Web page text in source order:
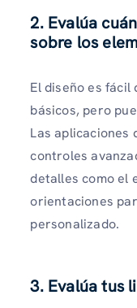
2. Evalúa
sobre los
El diseño es
básicos, pero
Las aplicaciones
controles
detalles como el
orientaciones
personalizado.
3. Evalúa tus